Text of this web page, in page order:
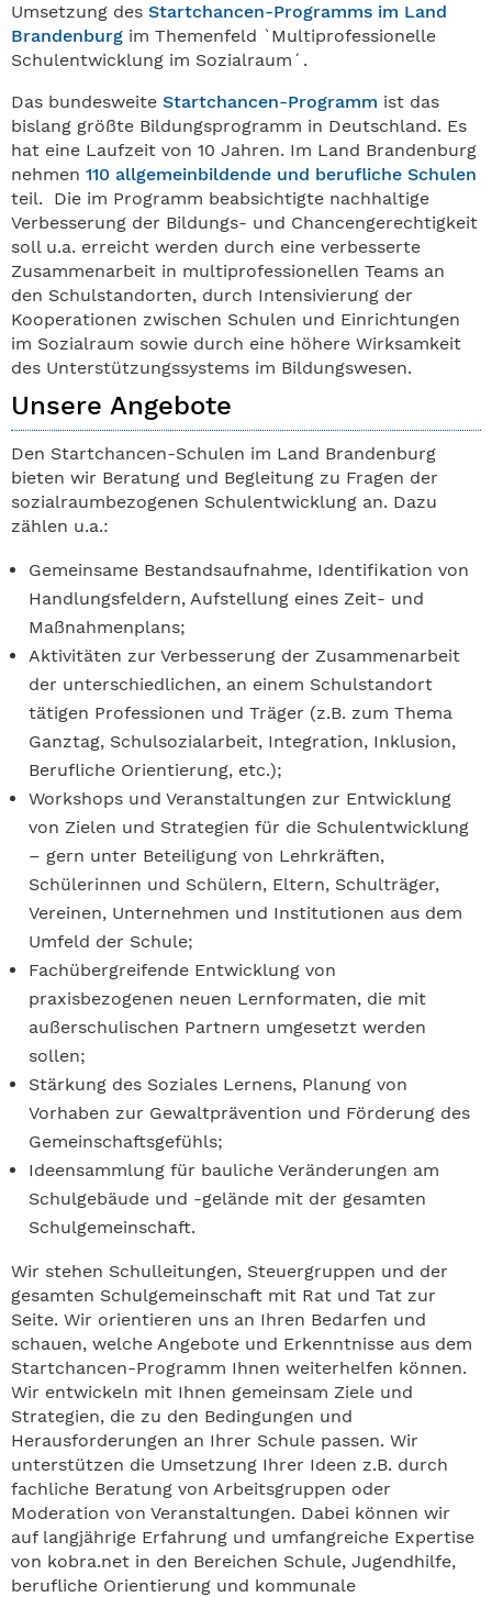
Umsetzung des Startchancen-Programms im Land
Brandenburg im Themenfeld `Multiprofessionelle
Schulentwicklung im Sozialraum´.
Das bundesweite Startchancen-Programm ist das
bislang größte Bildungsprogramm in Deutschland. Es
hat eine Laufzeit von 10 Jahren. Im Land Brandenburg
nehmen 110 allgemeinbildende und berufliche Schulen
teil. Die im Programm beabsichtigte nachhaltige
Verbesserung der Bildungs- und Chancengerechtigkeit
soll u.a. erreicht werden durch eine verbesserte
Zusammenarbeit in multiprofessionellen Teams an
den Schulstandorten, durch Intensivierung der
Kooperationen zwischen Schulen und Einrichtungen
im Sozialraum sowie durch eine höhere Wirksamkeit
des Unterstützungssystems im Bildungswesen.
Unsere Angebote
Den Startchancen-Schulen im Land Brandenburg
bieten wir Beratung und Begleitung zu Fragen der
sozialraumbezogenen Schulentwicklung an. Dazu
zählen u.a.:
Gemeinsame Bestandsaufnahme, Identifikation von
Handlungsfeldern, Aufstellung eines Zeit- und
Maßnahmenplans;
Aktivitäten zur Verbesserung der Zusammenarbeit
der unterschiedlichen, an einem Schulstandort
tätigen Professionen und Träger (z.B. zum Thema
Ganztag, Schulsozialarbeit, Integration, Inklusion,
Berufliche Orientierung, etc.);
Workshops und Veranstaltungen zur Entwicklung
von Zielen und Strategien für die Schulentwicklung
– gern unter Beteiligung von Lehrkräften,
Schülerinnen und Schülern, Eltern, Schulträger,
Vereinen, Unternehmen und Institutionen aus dem
Umfeld der Schule;
Fachübergreifende Entwicklung von
praxisbezogenen neuen Lernformaten, die mit
außerschulischen Partnern umgesetzt werden
sollen;
Stärkung des Soziales Lernens, Planung von
Vorhaben zur Gewaltprävention und Förderung des
Gemeinschaftsgefühls;
Ideensammlung für bauliche Veränderungen am
Schulgebäude und -gelände mit der gesamten
Schulgemeinschaft.
Wir stehen Schulleitungen, Steuergruppen und der
gesamten Schulgemeinschaft mit Rat und Tat zur
Seite. Wir orientieren uns an Ihren Bedarfen und
schauen, welche Angebote und Erkenntnisse aus dem
Startchancen-Programm Ihnen weiterhelfen können.
Wir entwickeln mit Ihnen gemeinsam Ziele und
Strategien, die zu den Bedingungen und
Herausforderungen an Ihrer Schule passen. Wir
unterstützen die Umsetzung Ihrer Ideen z.B. durch
fachliche Beratung von Arbeitsgruppen oder
Moderation von Veranstaltungen. Dabei können wir
auf langjährige Erfahrung und umfangreiche Expertise
von kobra.net in den Bereichen Schule, Jugendhilfe,
berufliche Orientierung und kommunale